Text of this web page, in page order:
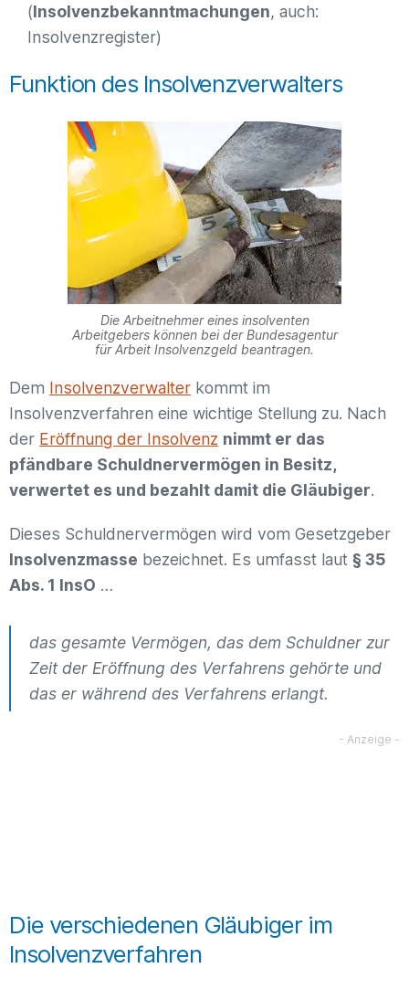
(Insolvenzbekanntmachungen, auch:
Insolvenzregister)
Funktion des Insolvenzverwalters
Die Arbeitnehmer eines insolventen
Arbeitgebers können bei der Bundesagentur
für Arbeit Insolvenzgeld beantragen.
Dem Insolvenzverwalter kommt im
Insolvenzverfahren eine wichtige Stellung zu. Nach
der Eröffnung der Insolvenz nimmt er das
pfändbare Schuldnervermögen in Besitz,
verwertet es und bezahlt damit die Gläubiger.
Dieses Schuldnervermögen wird vom Gesetzgeber
Insolvenzmasse bezeichnet. Es umfasst laut § 35
Abs. 1 InsO …
das gesamte Vermögen, das dem Schuldner zur
Zeit der Eröffnung des Verfahrens gehörte und
das er während des Verfahrens erlangt.
Die verschiedenen Gläubiger im
Insolvenzverfahren